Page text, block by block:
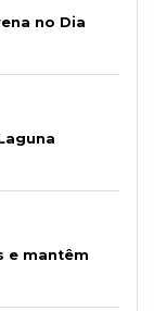
no Dia
e mantêm